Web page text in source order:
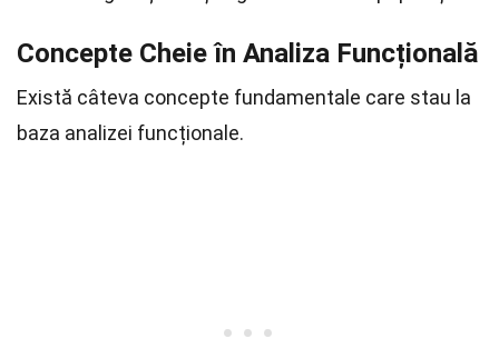
Concepte Cheie în Analiza Funcțională
Există câteva concepte fundamentale care stau la
baza analizei funcționale.